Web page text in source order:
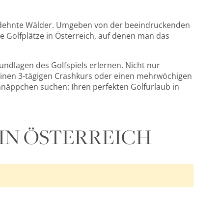
Wälder. Umgeben von der beeindruckenden
Golfplätze in Österreich, auf denen man das
des Golfspiels erlernen. Nicht nur
3-tägigen Crashkurs oder einen mehrwöchigen
suchen: Ihren perfekten Golfurlaub in
ÖSTERREICH